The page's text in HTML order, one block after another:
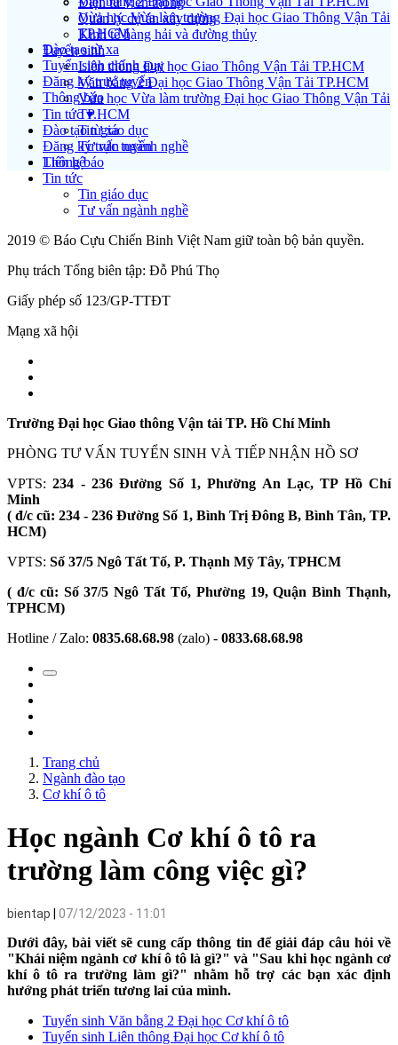
Vừa học Vừa làm trường Đại học Giao Thông Vận Tải
TP.HCM
Đào tạo từ xa
Tuyển sinh chính quy
Đăng ký trực tuyến
Thông báo
Tin tức ▾
Tin giáo dục
Tư vấn ngành nghề
Liên hệ
Quản lý dự án xây dựng
Kinh tế hàng hải và đường thủy
Tuyển sinh
Liên thông Đại học Giao Thông Vận Tải TP.HCM
Văn bằng 2 Đại học Giao Thông Vận Tải TP.HCM
Vừa học Vừa làm trường Đại học Giao Thông Vận Tải
TP.HCM
Đào tạo từ xa
Đăng ký trực tuyến
Thông báo
Tin tức
Tin giáo dục
Tư vấn ngành nghề
2019 © Báo Cựu Chiến Binh Việt Nam giữ toàn bộ bản quyền.
Phụ trách Tổng biên tập: Đỗ Phú Thọ
Giấy phép số 123/GP-TTĐT
Mạng xã hội
Trường Đại học Giao thông Vận tải TP. Hồ Chí Minh
PHÒNG TƯ VẤN TUYỂN SINH VÀ TIẾP NHẬN HỒ SƠ
VPTS:234 - 236 Đường Số 1, Phường An Lạc, TP Hồ Chí
Minh
( đ/c cũ: 234 - 236 Đường Số 1, Bình Trị Đông B, Bình Tân, TP.
HCM)
VPTS: Số 37/5 Ngô Tất Tố, P. Thạnh Mỹ Tây, TPHCM
( đ/c cũ: Số 37/5 Ngô Tất Tố, Phường 19, Quận Bình Thạnh,
TPHCM)
Hotline / Zalo: 0835.68.68.98 (zalo) - 0833.68.68.98
Trang chủ
Ngành đào tạo
Cơ khí ô tô
Học ngành Cơ khí ô tô ra
trường làm công việc gì?
bientap 07/12/2023 - 11:01
Dưới đây, bài viết sẽ cung cấp thông tin để giải đáp câu hỏi về
"Khái niệm ngành cơ khí ô tô là gì?" và "Sau khi học ngành cơ
khí ô tô ra trường làm gì?" nhằm hỗ trợ các bạn xác định
hướng phát triển tương lai của mình.
Tuyển sinh Văn bằng 2 Đại học Cơ khí ô tô
Tuyển sinh Liên thông Đại học Cơ khí ô tô